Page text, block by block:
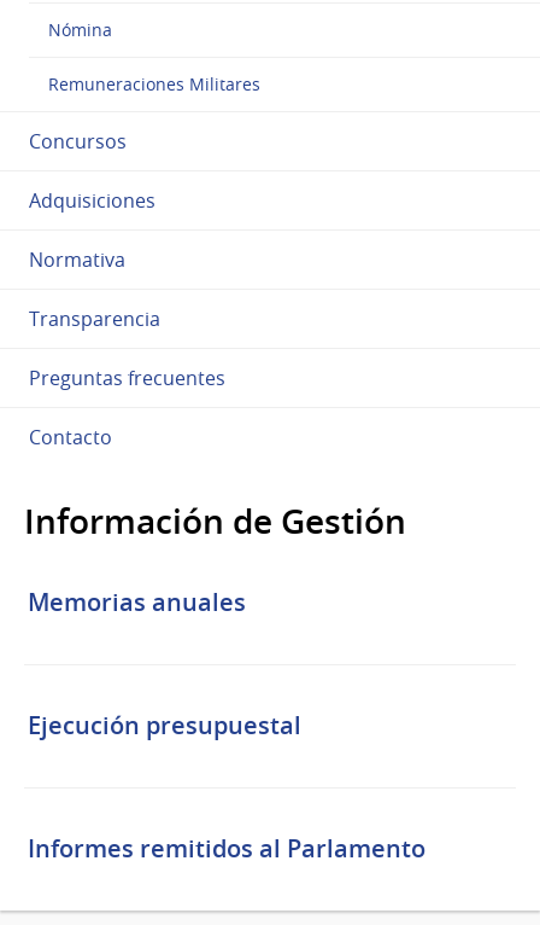
Nómina
Remuneraciones Militares
Concursos
Adquisiciones
Normativa
Transparencia
Preguntas frecuentes
Contacto
Información de Gestión
Memorias anuales
Ejecución presupuestal
Informes remitidos al Parlamento